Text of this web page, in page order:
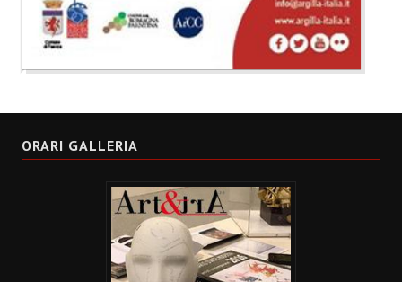
ORARI GALLERIA